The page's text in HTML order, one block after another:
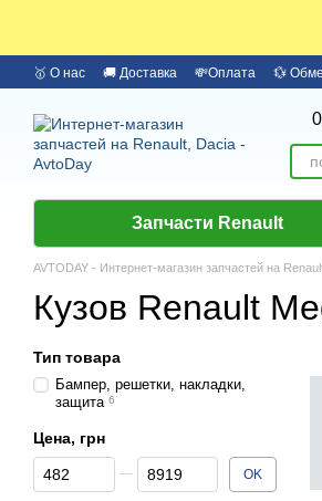
🥇 О нас 🚚 Доставка 💸Оплата 💱
Запчасти Renault
AVTODAY - Интернет-магазин запчастей на
Кузов Renault
Тип товара
Бампер, решетки, накладки,
защита 6
Цена, грн
От Цена, грн
До Цена, грн OK